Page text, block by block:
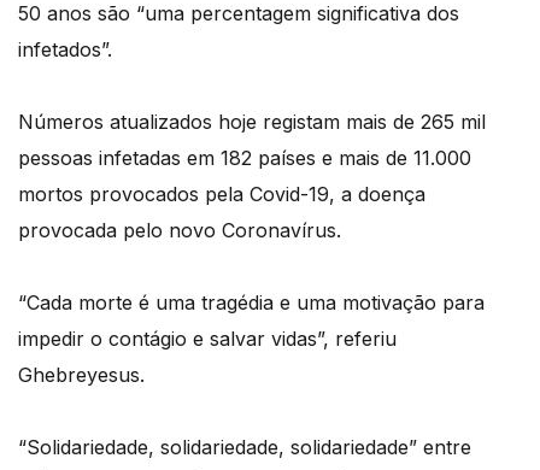
50 anos são “uma percentagem significativa dos
infetados”.
Números atualizados hoje registam mais de 265 mil
pessoas infetadas em 182 países e mais de 11.000
mortos provocados pela Covid-19, a doença
provocada pelo novo Coronavírus.
“Cada morte é uma tragédia e uma motivação para
impedir o contágio e salvar vidas”, referiu
Ghebreyesus.
“Solidariedade, solidariedade, solidariedade” entre